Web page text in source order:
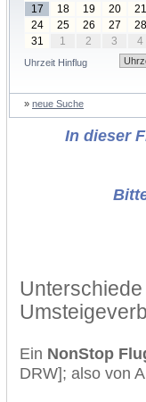
17
18 19 20 21
24
25 26 27 28
31
1 2 3 4
Uhrzeit Hinflug
» neue Suche
In dieser
Ein NonStop
DRW]; also von